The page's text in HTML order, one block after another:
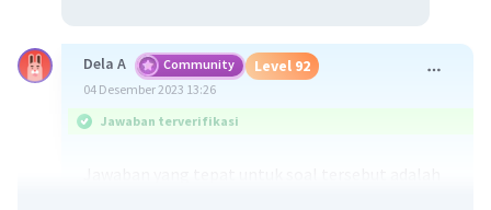
Dela A Community Level 92
04 Desember 2023 13:26
Jawaban terverifikasi